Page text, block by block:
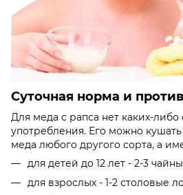
Суточная норма и
Для меда с рапса нет каких-
употребления. Его можно
меда любого другого сорта, а
для детей до 12 лет - 2-3
для взрослых - 1-2 столовые